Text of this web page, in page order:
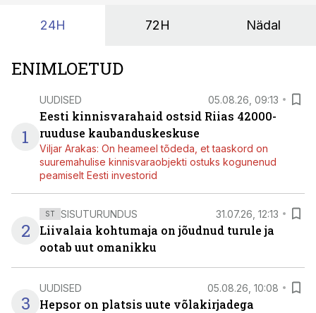
24H 72H Nädal
ENIMLOETUD
1
UUDISED 05.08.26, 09:13
Eesti kinnisvarahaid ostsid Riias 42000-
ruuduse kaubanduskeskuse
Viljar Arakas: On heameel tõdeda, et taaskord on
suuremahulise kinnisvaraobjekti ostuks kogunenud
peamiselt Eesti investorid
2
ST SISUTURUNDUS 31.07.26, 12:13
Liivalaia kohtumaja on jõudnud turule ja
ootab uut omanikku
3
UUDISED 05.08.26, 10:08
Hepsor on platsis uute võlakirjadega